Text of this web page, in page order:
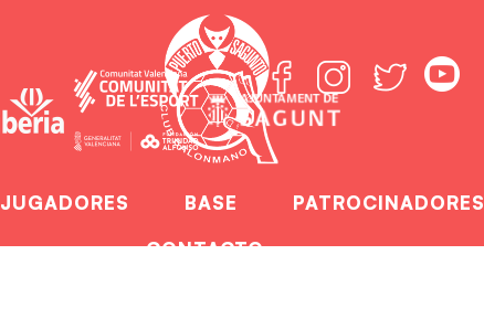
JUGADORES BASE PATROCINADORES
CONTACTO